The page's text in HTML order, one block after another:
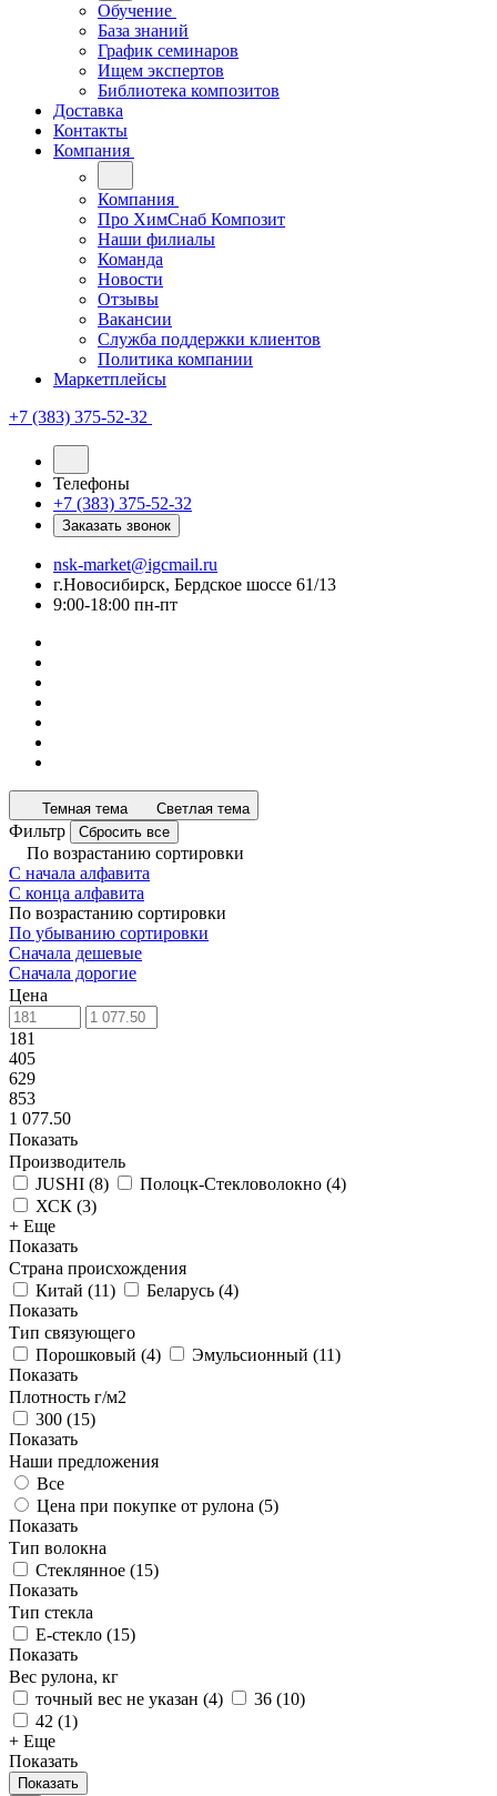
Обучение
База знаний
График семинаров
Ищем экспертов
Библиотека композитов
Доставка
Контакты
Компания
Компания
Про ХимСнаб Композит
Наши филиалы
Команда
Новости
Отзывы
Вакансии
Служба поддержки клиентов
Политика компании
Маркетплейсы
+7 (383) 375-52-32
Телефоны
+7 (383) 375-52-32
Заказать звонок
nsk-market@igcmail.ru
г.Новосибирск, Бердское шоссе 61/13
9:00-18:00 пн-пт
Темная тема Светлая тема
Фильтр Сбросить все
По возрастанию сортировки
С начала алфавита
С конца алфавита
По возрастанию сортировки
По убыванию сортировки
Сначала дешевые
Сначала дорогие
Цена
181
405
629
853
1 077.50
Показать
Производитель
JUSHI (8) Полоцк-Стекловолокно (4)
ХСК (3)
+ Еще
Показать
Страна происхождения
Китай (11) Беларусь (4)
Показать
Тип связующего
Порошковый (4) Эмульсионный (11)
Показать
Плотность г/м2
300 (15)
Показать
Наши предложения
Все
Цена при покупке от рулона (5)
Показать
Тип волокна
Стеклянное (15)
Показать
Тип стекла
Е-стекло (15)
Показать
Вес рулона, кг
точный вес не указан (4) 36 (10)
42 (1)
+ Еще
Показать
Показать